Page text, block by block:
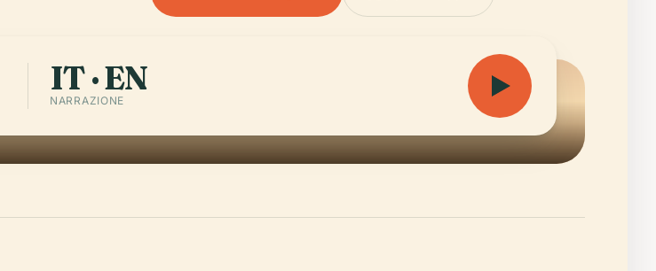
IT · EN
NARRAZIONE